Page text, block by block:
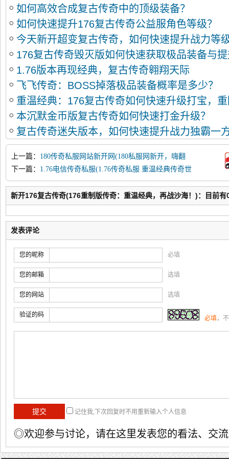
如何高效合成复古传奇中的顶级装备？
如何快速提升176复古传奇公益服角色等级？
今天新开超变复古传奇，如何快速提升战力等
176复古传奇毁灭版如何快速获取极品装备与
1.76版本再现经典，复古传奇翱翔天际
飞飞传奇：BOSS掉落极品装备概率是多少？
重温经典：176复古传奇如何快速升级打宝，
本沉默金币版复古传奇如何快速打金升级？
复古传奇迷失版本，如何快速提升战力独霸一
上一篇： 180传奇私服网站新开网(180私服网新开，嗨翻
天！)
下一篇： 1.76电信传奇私服(1.76传奇私服 重温经典传奇世
界)
新开176复古传奇(176重制版传奇：重温经典，再战沙海！)：目前有
发表评论
您的昵称 必填
您的邮箱 选填
您的网站 选填
验证的码 必填，
记住我,下次回复时不用重新输入个人信息
◎欢迎参与讨论，请在这里发表您的看法、交